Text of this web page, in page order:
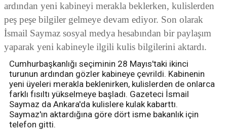
ardından yeni kabineyi merakla beklerken, kulislerden
peş peşe bilgiler gelmeye devam ediyor. Son olarak
İsmail Saymaz sosyal medya hesabından bir paylaşım
yaparak yeni kabineyle ilgili kulis bilgilerini aktardı.
Cumhurbaşkanlığı seçiminin 28 Mayıs'taki ikinci
turunun ardından gözler kabineye çevrildi. Kabinenin
yeni üyeleri merakla beklenirken, kulislerden de onlarca
farklı fısıltı yükselmeye başladı. Gazeteci İsmail
Saymaz da Ankara'da kulislere kulak kabarttı.
Saymaz'ın aktardığına göre dört isme bakanlık için
telefon gitti.